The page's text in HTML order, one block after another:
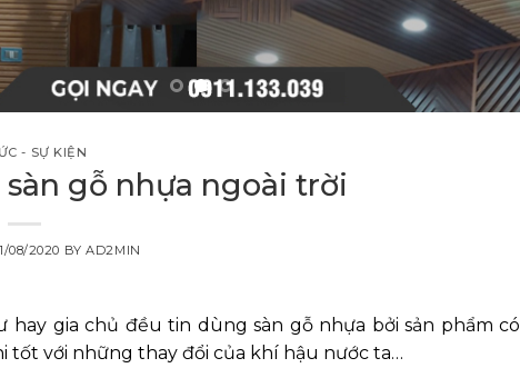
- SỰ KIỆN
gỗ nhựa ngoài trời
08/2020 BYAD2MIN
gia chủ đều tin dùng sàn gỗ nhựa bởi sản phẩm có
với những thay đổi của khí hậu nước ta…